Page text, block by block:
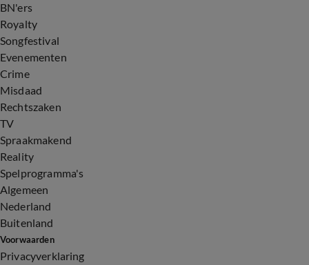
BN'ers
Royalty
Songfestival
Evenementen
Crime
Misdaad
Rechtszaken
TV
Spraakmakend
Reality
Spelprogramma's
Algemeen
Nederland
Buitenland
Voorwaarden
Privacyverklaring